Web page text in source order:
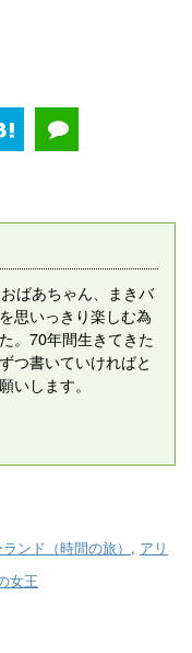
ばあちゃん、まきバ
思いっきり楽しむ為
。70年間生きてきた
つ書いていければと
いします。
ンド（時間の旅） , アリ
女王